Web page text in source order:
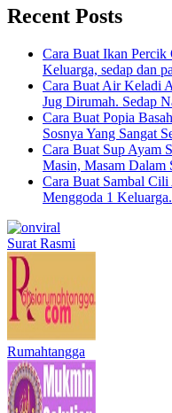
Recent Posts
Cara Buat Ikan
Keluarga, sedap dan
Cara Buat Air Keladi
Jug Dirumah. Sedap
Cara Buat Popia
Sosnya Yang Sangat
Cara Buat Sup Ayam
Masin, Masam Dalam
Cara Buat Sambal
Menggoda 1 Keluarga.
Surat Rasmi
Rumahtangga